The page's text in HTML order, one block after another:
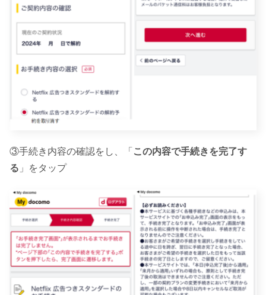
③手続き内容の確認をし、「 この内容で手続きを完了す
る 」をタップ